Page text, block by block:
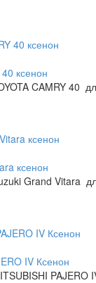
ксенон
CAMRY 40
ксенон
Grand Vitara
IV Ксенон